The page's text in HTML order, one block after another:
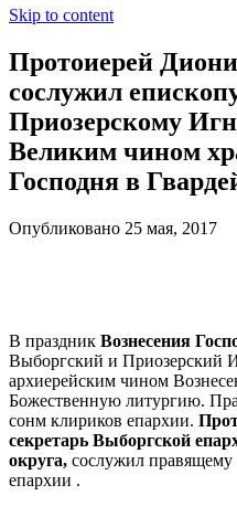
Skip to content
Протоиерей
сослужил
Приозерскому
Великим чином
Господня в
Опубликовано 25 мая, 2017
В праздник Вознесения
Выборгский и Приозерский
архиерейским чином
Божественную литургию.
сонм клириков епархии.
секретарь Выборгской
округа, сослужил правящему
епархии .